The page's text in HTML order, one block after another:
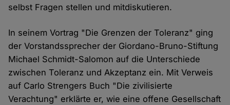
selbst Fragen stellen und mitdiskutieren.
In seinem Vortrag "Die Grenzen der Toleranz" ging
der Vorstandssprecher der Giordano-Bruno-Stiftung
Michael Schmidt-Salomon auf die Unterschiede
zwischen Toleranz und Akzeptanz ein. Mit Verweis
auf Carlo Strengers Buch "Die zivilisierte
Verachtung" erklärte er, wie eine offene Gesellschaft